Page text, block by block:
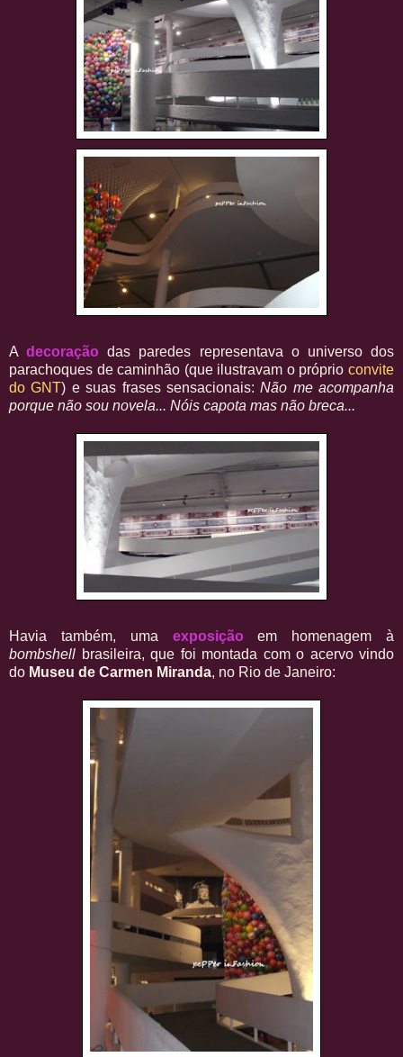
Adecoração das paredes representava o universo dos
parachoques de caminhão (que ilustravam o próprio convite
do GNT) e suas frases sensacionais:Não me acompanha
porque não sou novela... Nóis capota mas não breca...
Havia também, uma exposição em homenagem à
bombshell brasileira, que foi montada com o acervo vindo
do Museu de Carmen Miranda, no Rio de Janeiro: